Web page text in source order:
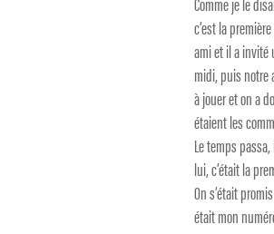
c’est la
ami et il a invité
midi, puis notre
à jouer et on a
étaient les
Le temps
lui, c’était la
On s’était
était mon